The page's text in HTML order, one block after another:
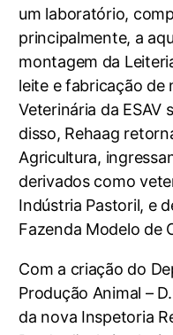
um laboratório,
principalmente, a
montagem da
leite e fabricação de
Veterinária da ESAV
disso, Rehaag
Agricultura,
derivados como
Indústria Pastoril, e
Fazenda Modelo de
Com a criação do
Produção Animal –
da nova Inspetoria